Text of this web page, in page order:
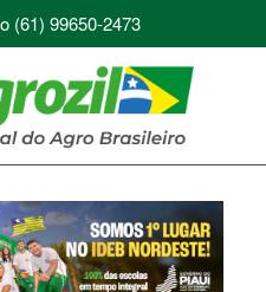
(61) 99650-2473